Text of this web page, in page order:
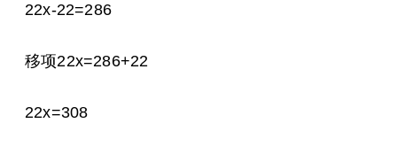
22x-22=286
移项22x=286+22
22x=308